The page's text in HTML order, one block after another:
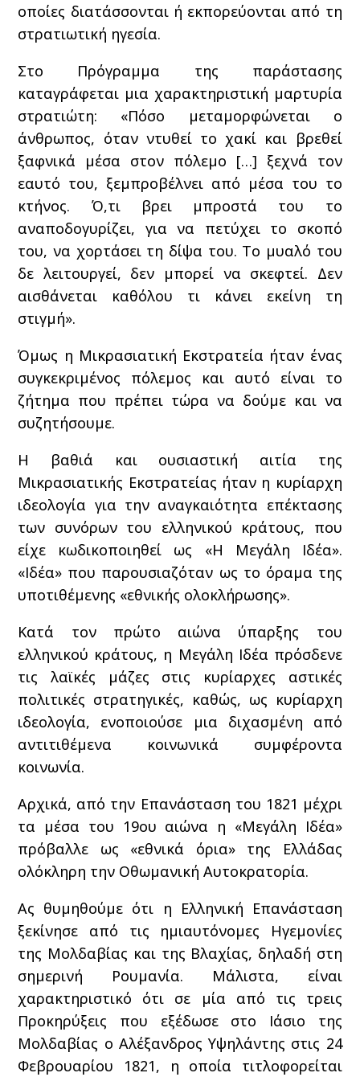
οποίες διατάσσονται ή εκπορεύονται από τη
στρατιωτική ηγεσία.
Στο Πρόγραμμα της παράστασης
καταγράφεται μια χαρακτηριστική μαρτυρία
στρατιώτη: «Πόσο μεταμορφώνεται ο
άνθρωπος, όταν ντυθεί το χακί και βρεθεί
ξαφνικά μέσα στον πόλεμο […] ξεχνά τον
εαυτό του, ξεμπροβέλνει από μέσα του το
κτήνος. Ό,τι βρει μπροστά του το
αναποδογυρίζει, για να πετύχει το σκοπό
του, να χορτάσει τη δίψα του. Το μυαλό του
δε λειτουργεί, δεν μπορεί να σκεφτεί. Δεν
αισθάνεται καθόλου τι κάνει εκείνη τη
στιγμή».
Όμως η Μικρασιατική Εκστρατεία ήταν ένας
συγκεκριμένος πόλεμος και αυτό είναι το
ζήτημα που πρέπει τώρα να δούμε και να
συζητήσουμε.
Η βαθιά και ουσιαστική αιτία της
Μικρασιατικής Εκστρατείας ήταν η κυρίαρχη
ιδεολογία για την αναγκαιότητα επέκτασης
των συνόρων του ελληνικού κράτους, που
είχε κωδικοποιηθεί ως «Η Μεγάλη Ιδέα».
«Ιδέα» που παρουσιαζόταν ως το όραμα της
υποτιθέμενης «εθνικής ολοκλήρωσης».
Κατά τον πρώτο αιώνα ύπαρξης του
ελληνικού κράτους, η Μεγάλη Ιδέα πρόσδενε
τις λαϊκές μάζες στις κυρίαρχες αστικές
πολιτικές στρατηγικές, καθώς, ως κυρίαρχη
ιδεολογία, ενοποιούσε μια διχασμένη από
αντιτιθέμενα κοινωνικά συμφέροντα
κοινωνία.
Αρχικά, από την Επανάσταση του 1821 μέχρι
τα μέσα του 19ου αιώνα η «Μεγάλη Ιδέα»
πρόβαλλε ως «εθνικά όρια» της Ελλάδας
ολόκληρη την Οθωμανική Αυτοκρατορία.
Ας θυμηθούμε ότι η Ελληνική Επανάσταση
ξεκίνησε από τις ημιαυτόνομες Ηγεμονίες
της Μολδαβίας και της Βλαχίας, δηλαδή στη
σημερινή Ρουμανία. Μάλιστα, είναι
χαρακτηριστικό ότι σε μία από τις τρεις
Προκηρύξεις που εξέδωσε στο Ιάσιο της
Μολδαβίας ο Αλέξανδρος Υψηλάντης στις 24
Φεβρουαρίου 1821, η οποία τιτλοφορείται